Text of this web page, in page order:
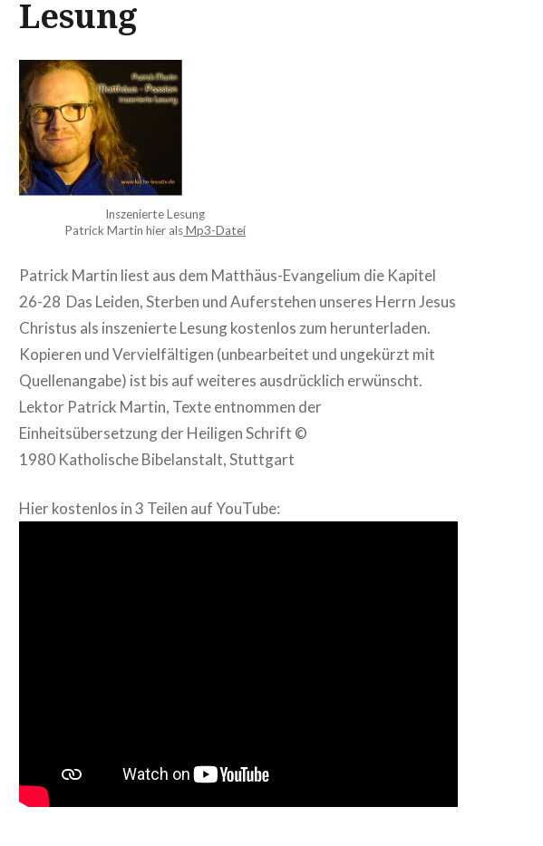
Lesung
Inszenierte Lesung
Patrick Martin hier alsMp3-Datei
Patrick Martin liest aus dem Matthäus-Evangelium die Kapitel
26-28 Das Leiden, Sterben und Auferstehen unseres Herrn Jesus
Christus als inszenierte Lesung kostenlos zum herunterladen.
Kopieren und Vervielfältigen (unbearbeitet und ungekürzt mit
Quellenangabe) ist bis auf weiteres ausdrücklich erwünscht.
Lektor Patrick Martin, Texte entnommen der
Einheitsübersetzung der Heiligen Schrift ©
1980 Katholische Bibelanstalt, Stuttgart
Hier kostenlos in 3 Teilen auf YouTube: